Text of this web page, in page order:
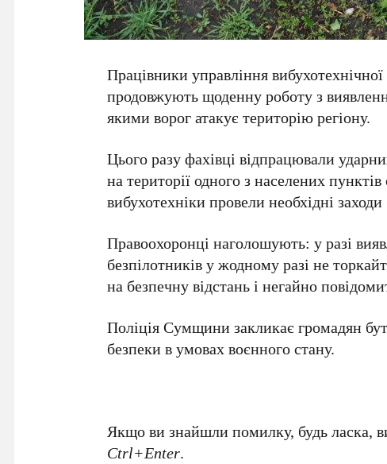
Працівники управління
продовжують щоденну роботу з
якими ворог атакує територію регіону.
Цього разу фахівці відпрацювали
на території одного з населених
вибухотехніки провели необхідні
Правоохоронці наголошують: у разі
безпілотників у жодному разі не
на безпечну відстань і негайно
Поліція Сумщини закликає громадян
безпеки в умовах воєнного стану.
Якщо ви знайшли помилку, будь ласка,
Ctrl+Enter.